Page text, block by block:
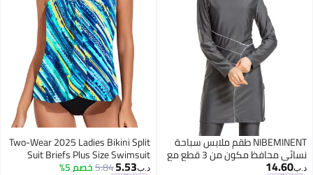
NIBEMINENT طقم ملابس سباحة
نسائي محافظ مكون من 3 قطع مع
تصميم مقسوم لحماية من الشمس
د.ب‏14.60
Two-Wear 2025 Ladies Bikini Split
Suit Briefs Plus Size Swimsuit
Printed
د.ب‏5.53
5.84خصم 5%